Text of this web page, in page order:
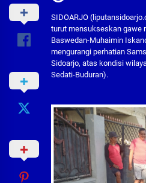
SIDOARJO
turut mensukseskan gawe
Baswedan-Muhaimin
mengurangi perhatian
Sidoarjo, atas kondisi
Sedati-Buduran).